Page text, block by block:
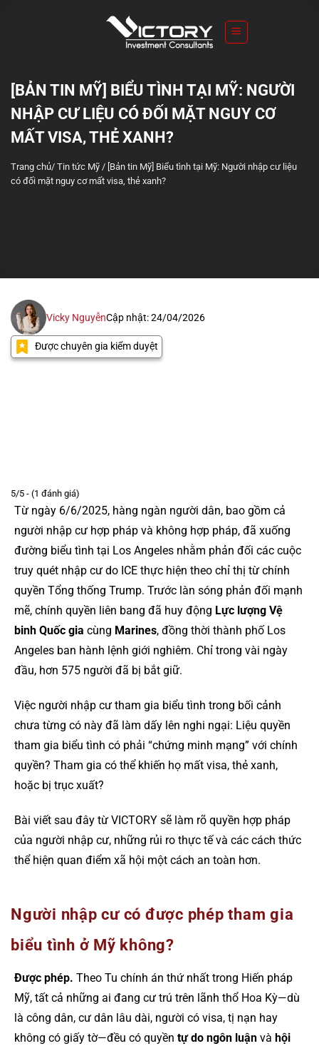
[BẢN TIN MỸ] BIỂU TÌNH TẠI MỸ: NGƯỜI
NHẬP CƯ LIỆU CÓ ĐỐI MẶT NGUY CƠ
MẤT VISA, THẺ XANH?
Trang chủ/ Tin tức Mỹ / [Bản tin Mỹ] Biểu tình tại Mỹ: Người nhập cư liệu
có đối mặt nguy cơ mất visa, thẻ xanh?
Vicky NguyễnCập nhật: 24/04/2026
Được chuyên gia kiểm duyệt
5/5 - (1 đánh giá)
Từ ngày 6/6/2025, hàng ngàn người dân, bao gồm cả
người nhập cư hợp pháp và không hợp pháp, đã xuống
đường biểu tình tại Los Angeles nhằm phản đối các cuộc
truy quét nhập cư do ICE thực hiện theo chỉ thị từ chính
quyền Tổng thống Trump. Trước làn sóng phản đối mạnh
mẽ, chính quyền liên bang đã huy động Lực lượng Vệ
binh Quốc gia cùng Marines, đồng thời thành phố Los
Angeles ban hành lệnh giới nghiêm. Chỉ trong vài ngày
đầu, hơn 575 người đã bị bắt giữ.
Việc người nhập cư tham gia biểu tình trong bối cảnh
chưa từng có này đã làm dấy lên nghi ngại: Liệu quyền
tham gia biểu tình có phải “chứng minh mạng” với chính
quyền? Tham gia có thể khiến họ mất visa, thẻ xanh,
hoặc bị trục xuất?
Bài viết sau đây từ VICTORY sẽ làm rõ quyền hợp pháp
của người nhập cư, những rủi ro thực tế và các cách thức
thể hiện quan điểm xã hội một cách an toàn hơn.
Người nhập cư có được phép tham gia
biểu tình ở Mỹ không?
Được phép. Theo Tu chính án thứ nhất trong Hiến pháp
Mỹ, tất cả những ai đang cư trú trên lãnh thổ Hoa Kỳ—dù
là công dân, cư dân lâu dài, người có visa, tị nạn hay
không có giấy tờ—đều có quyền tự do ngôn luận và hội